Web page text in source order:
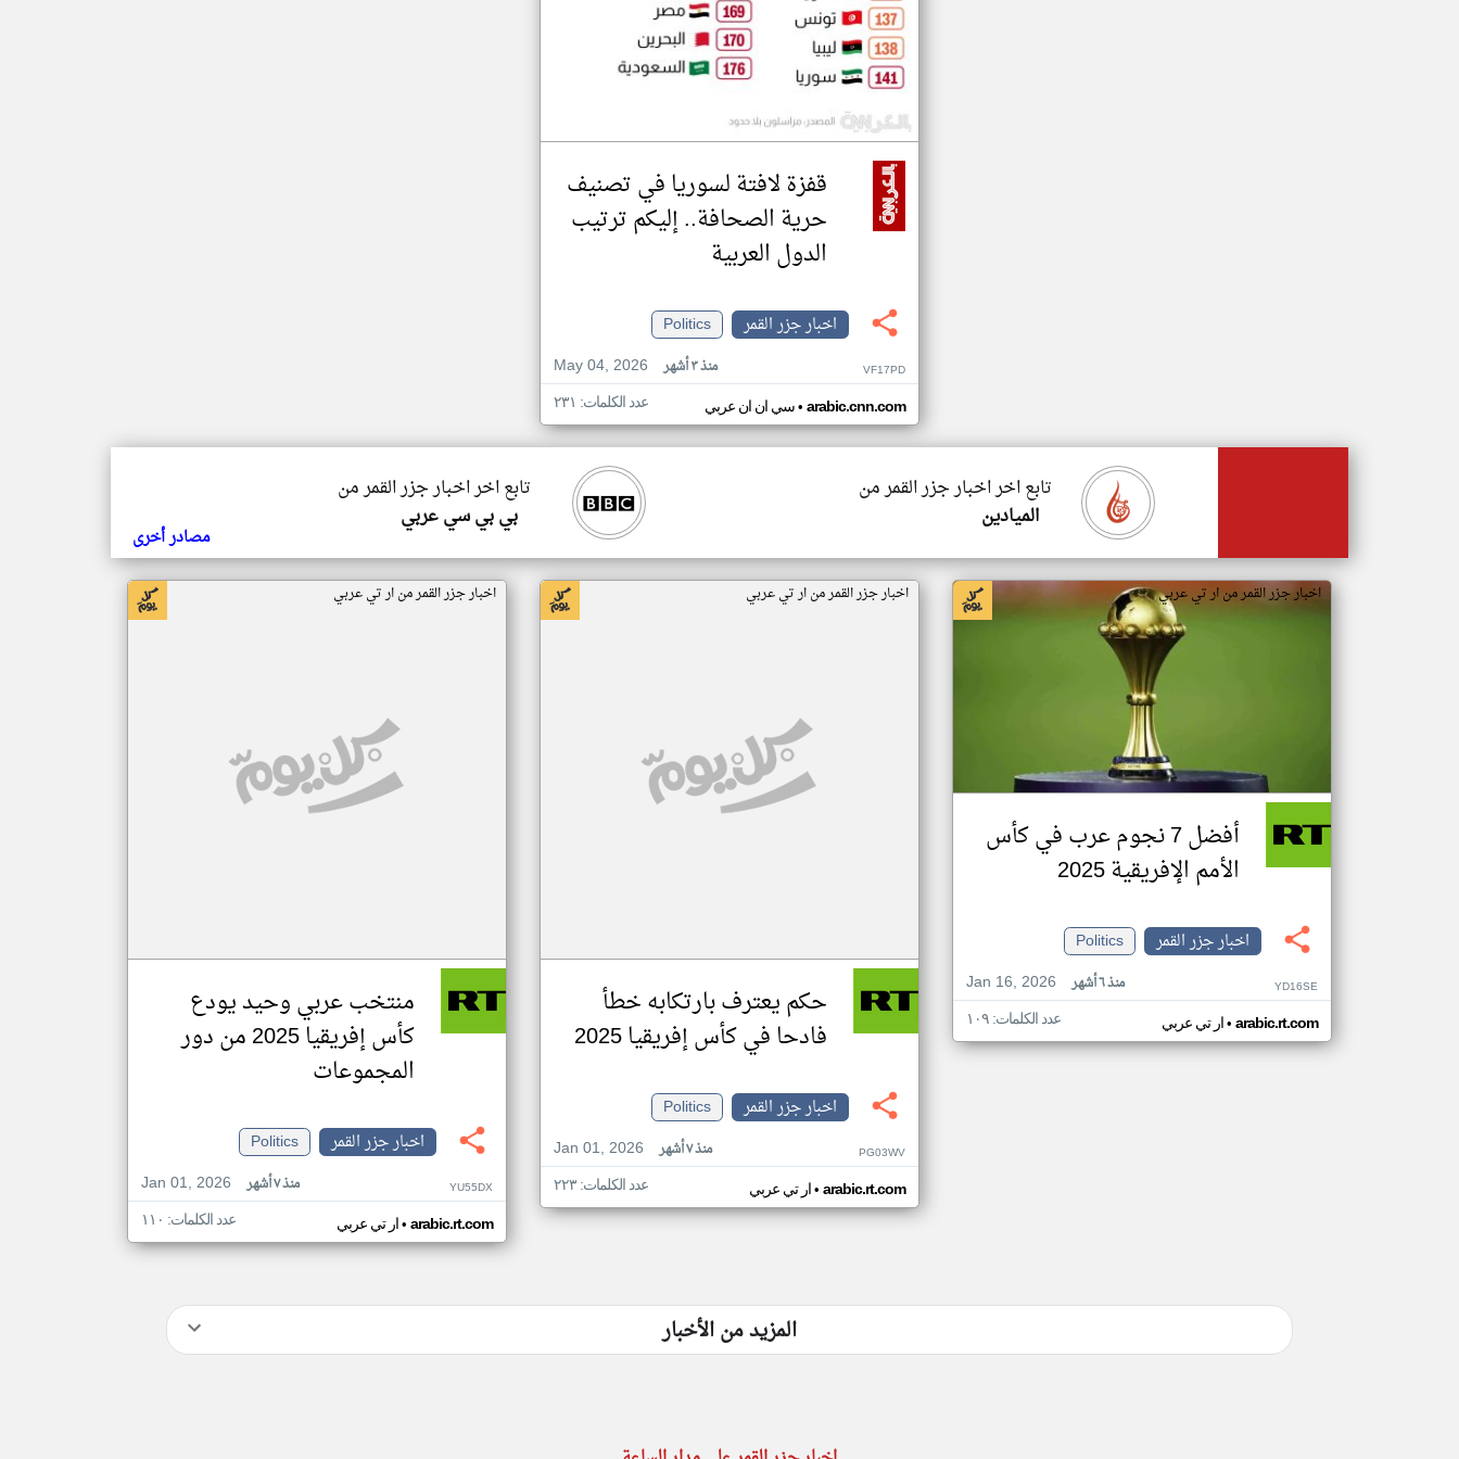
قفزة لافتة لسوريا في تصنيف
حرية الصحافة.. إليكم ترتيب
الدول العربية
اخبار جزر القمر
Politics
May 04, 2026
منذ ٣ أشهر VF17PD
سي ان ان عربي• arabic.cnn.com عدد الكلمات: ٢٣١
تابع اخر اخبار جزر القمر من
بي بي سي عربي
تابع اخر اخبار جزر القمر من
الميادين
مصادر أخرى
اخبار جزر القمر من ار تي عربي
أفضل 7 نجوم عرب في كأس
الأمم الإفريقية 2025
اخبار جزر القمر
Politics
Jan 16, 2026
منذ ٦ أشهر YD16SE
ار تي عربي• arabic.rt.com عدد الكلمات: ١٠٩
اخبار جزر القمر من ار تي عربي
حكم يعترف بارتكابه خطأ
فادحا في كأس إفريقيا 2025
اخبار جزر القمر
Politics
Jan 01, 2026
منذ ٧ أشهر PG03WV
ار تي عربي• arabic.rt.com عدد الكلمات: ٢٢٣
اخبار جزر القمر من ار تي عربي
منتخب عربي وحيد يودع
كأس إفريقيا 2025 من دور
المجموعات
اخبار جزر القمر
Politics
Jan 01, 2026
منذ ٧ أشهر YU55DX
ار تي عربي• arabic.rt.com عدد الكلمات: ١١٠
المزيد من الأخبار